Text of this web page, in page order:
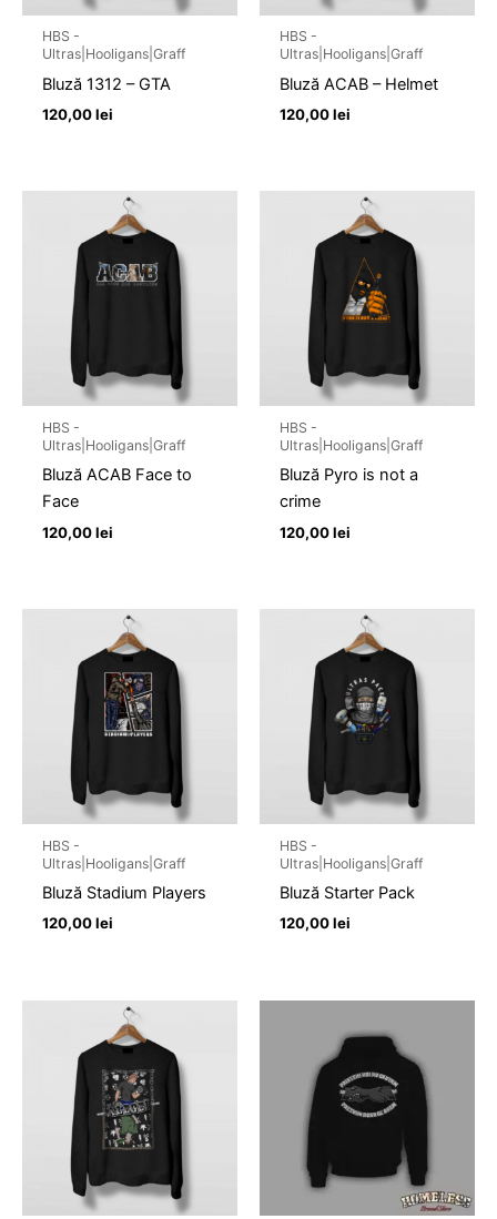
HBS -
Ultras|Hooligans|Graff
Bluză 1312 – GTA
120,00lei
HBS -
Ultras|Hooligans|Graff
Bluză ACAB – Helmet
120,00lei
HBS -
Ultras|Hooligans|Graff
Bluză ACAB Face to
Face
120,00lei
HBS -
Ultras|Hooligans|Graff
Bluză Pyro is not a
crime
120,00lei
HBS -
Ultras|Hooligans|Graff
Bluză Stadium Players
120,00lei
HBS -
Ultras|Hooligans|Graff
Bluză Starter Pack
120,00lei